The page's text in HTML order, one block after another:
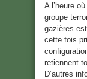
A l’heure
groupe
gazières
cette fois
retiennent
D’autres